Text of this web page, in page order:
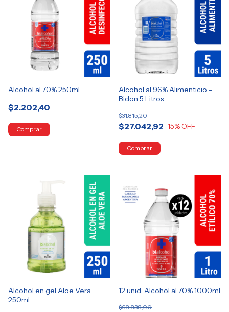
Alcohol al 70% 250ml
$2.202,40
Alcohol al 96% Alimenticio -
Bidon 5 Litros
$27.042,92
$31.815,20
15% OFF
Alcohol en gel Aloe Vera
250ml
12 unid. Alcohol al 70% 1000ml
$68.838,00